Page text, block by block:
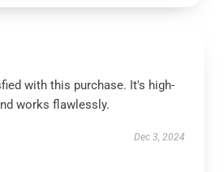
with this purchase. It's high-
works flawlessly.
Dec 3, 2024